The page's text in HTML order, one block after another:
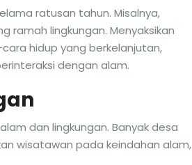
ratusan tahun. Misalnya,
ramah lingkungan. Menyaksikan
hidup yang berkelanjutan,
dengan alam.
dan lingkungan. Banyak desa
wisatawan pada keindahan alam,